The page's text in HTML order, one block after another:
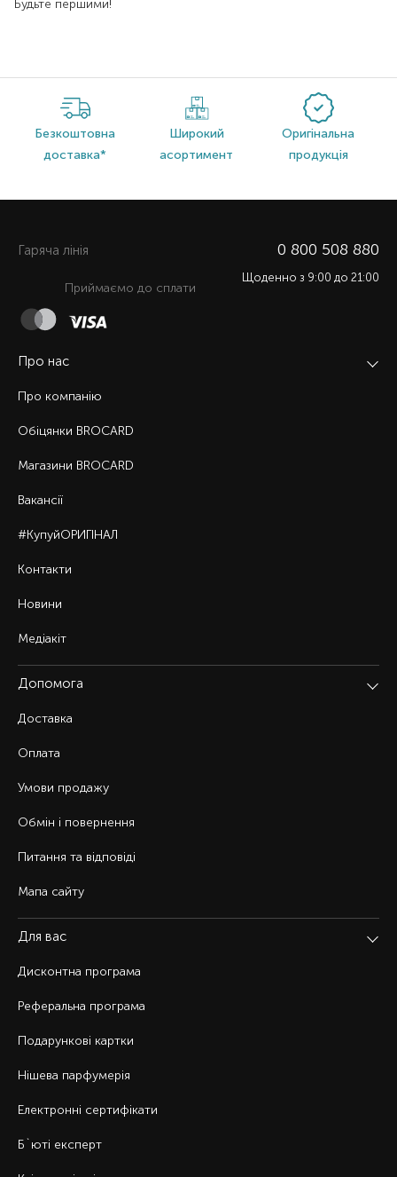
Будьте першими!
Безкоштовна
доставка*
Широкий
асортимент
Оригінальна
продукція
Про нас
Про компанію
Обіцянки BROCARD
Магазини BROCARD
Вакансії
#КупуйОРИГІНАЛ
Контакти
Новини
Медіакіт
Допомога
Доставка
Оплата
Умови продажу
Обмін і повернення
Питання та відповіді
Мапа сайту
Для вас
Дисконтна програма
Реферальна програма
Подарункові картки
Нішева парфумерія
Електронні сертифікати
Б`юті експерт
Гаряча лiнiя 0 800 508 880
Щоденно з 9:00 до 21:00
Приймаємо до сплати